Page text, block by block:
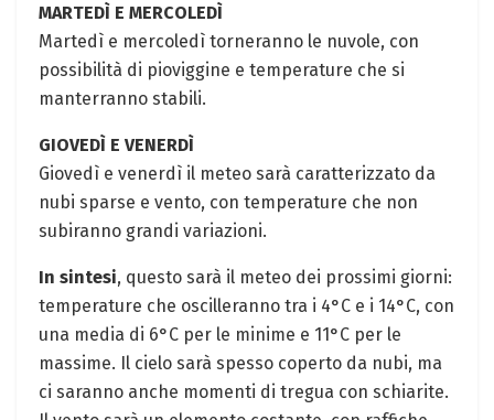
MARTEDÌ E MERCOLEDÌ
Martedì e mercoledì torneranno le nuvole, con
possibilità di pioviggine e temperature che si
manterranno stabili.
GIOVEDÌ E VENERDÌ
Giovedì e venerdì il meteo sarà caratterizzato da
nubi sparse e vento, con temperature che non
subiranno grandi variazioni.
In sintesi, questo sarà il meteo dei prossimi giorni:
temperature che oscilleranno tra i 4°C e i 14°C, con
una media di 6°C per le minime e 11°C per le
massime. Il cielo sarà spesso coperto da nubi, ma
ci saranno anche momenti di tregua con schiarite.